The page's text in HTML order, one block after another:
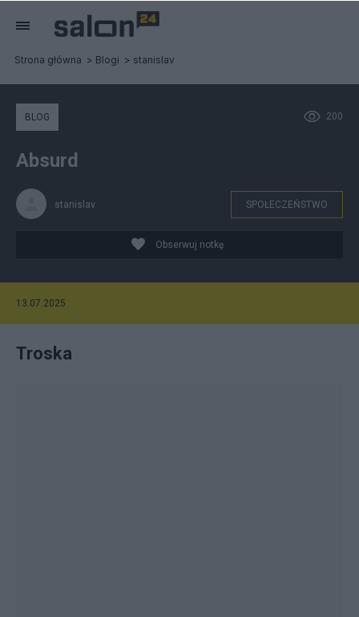
Strona główna Blogi stanislav
200
BLOG
Absurd
stanislav SPOŁECZEŃSTWO
Obserwuj notkę
13.07.2025
Troska